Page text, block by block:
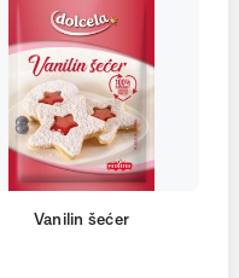
Vanilin šećer